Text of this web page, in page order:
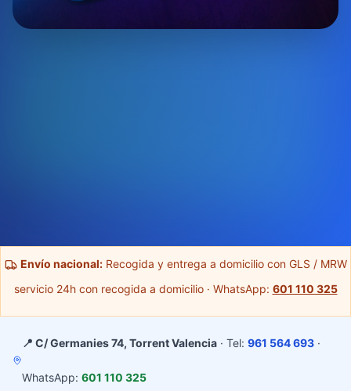
Envío nacional:Recogida y entrega a domicilio con GLS / MRW
servicio 24h con recogida a domicilio · WhatsApp: 601 110 325
📍 C/ Germanies 74, Torrent Valencia· Tel: 961 564 693·
WhatsApp: 601 110 325